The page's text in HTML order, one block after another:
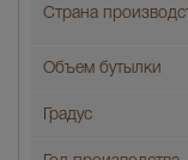
Страна
Объем бутылки
Градус